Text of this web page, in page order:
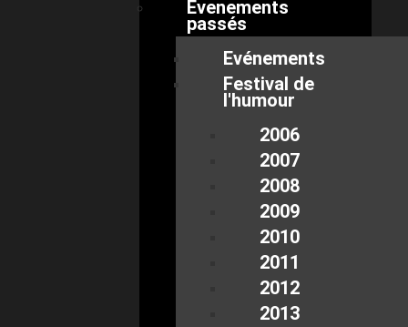
Evenements
passés
Evénements
Festival de
l'humour
2006
2007
2008
2009
2010
2011
2012
2013